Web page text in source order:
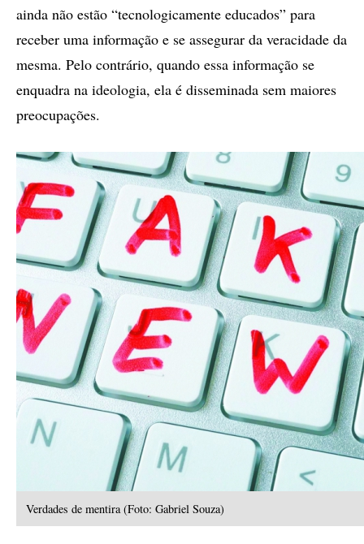
ainda não estão “tecnologicamente educados” para
receber uma informação e se assegurar da veracidade da
mesma. Pelo contrário, quando essa informação se
enquadra na ideologia, ela é disseminada sem maiores
preocupações.
Verdades de mentira (Foto: Gabriel Souza)